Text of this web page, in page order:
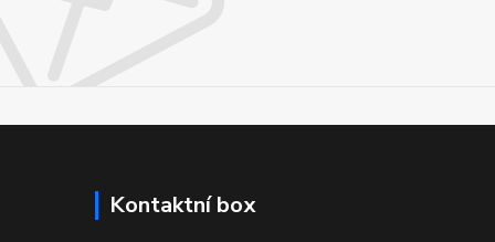
Kontaktní box